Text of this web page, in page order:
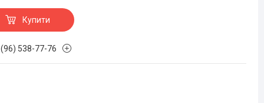
Купити
538-77-76